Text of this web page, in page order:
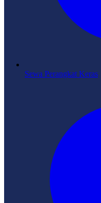
Sewa Perangkat Keras